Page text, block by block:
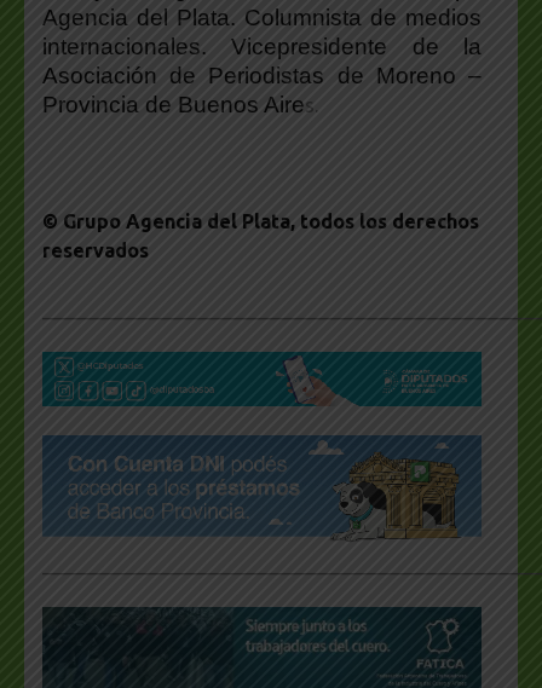
Agencia del Plata. Columnista de medios
internacionales. Vicepresidente de la
Asociación de Periodistas de Moreno –
Provincia de Buenos Aires.
© Grupo Agencia del Plata, todos los derechos
reservados